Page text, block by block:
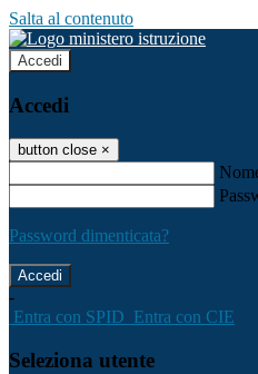
Salta al contenuto
Accedi
Accedi
button close ×
Password dimenticata?
-
Entra con SPID Entra con CIE
Seleziona utente